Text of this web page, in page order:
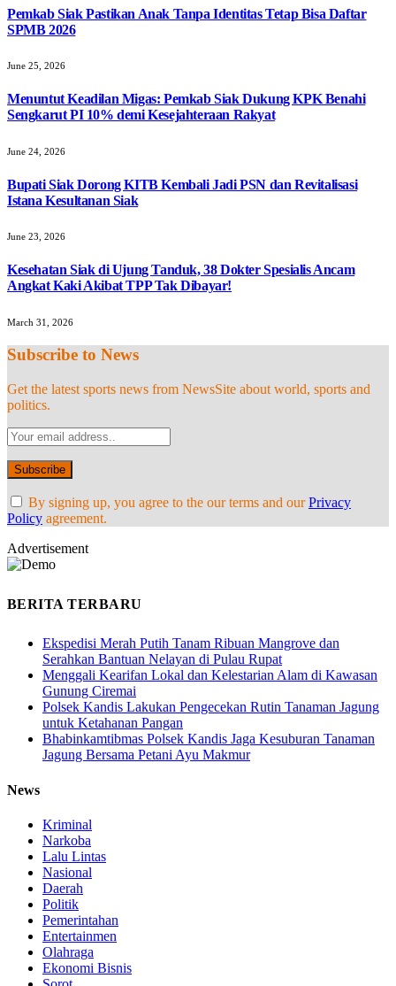
Pemkab Siak Pastikan Anak Tanpa Identitas Tetap Bisa Daftar
SPMB 2026
June 25, 2026
Menuntut Keadilan Migas: Pemkab Siak Dukung KPK Benahi
Sengkarut PI 10% demi Kesejahteraan Rakyat
June 24, 2026
Bupati Siak Dorong KITB Kembali Jadi PSN dan Revitalisasi
Istana Kesultanan Siak
June 23, 2026
Kesehatan Siak di Ujung Tanduk, 38 Dokter Spesialis Ancam
Angkat Kaki Akibat TPP Tak Dibayar!
March 31, 2026
Subscribe to News
Get the latest sports news from NewsSite about world, sports and
politics.
By signing up, you agree to the our terms and ourPrivacy
Policy agreement.
Advertisement
BERITA TERBARU
Ekspedisi Merah Putih Tanam Ribuan Mangrove dan
Serahkan Bantuan Nelayan di Pulau Rupat
Menggali Kearifan Lokal dan Kelestarian Alam di Kawasan
Gunung Ciremai
Polsek Kandis Lakukan Pengecekan Rutin Tanaman Jagung
untuk Ketahanan Pangan
Bhabinkamtibmas Polsek Kandis Jaga Kesuburan Tanaman
Jagung Bersama Petani Ayu Makmur
News
Kriminal
Narkoba
Lalu Lintas
Nasional
Daerah
Politik
Pemerintahan
Entertainmen
Olahraga
Ekonomi Bisnis